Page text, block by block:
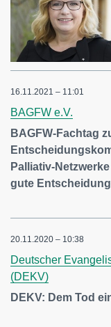
16.11.2021 – 11:01
BAGFW e.V.
BAGFW-Fachtag
Palliativ-
gute
20.11.2020 – 10:38
Deutscher
(DEKV)
DEKV: Dem Tod